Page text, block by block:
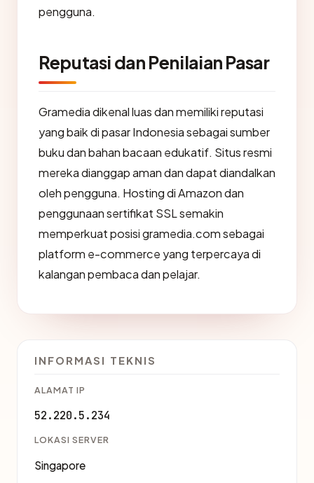
pengguna.
Reputasi dan Penilaian Pasar
Gramedia dikenal luas dan memiliki reputasi
yang baik di pasar Indonesia sebagai sumber
buku dan bahan bacaan edukatif. Situs resmi
mereka dianggap aman dan dapat diandalkan
oleh pengguna. Hosting di Amazon dan
penggunaan sertifikat SSL semakin
memperkuat posisi gramedia.com sebagai
platform e-commerce yang terpercaya di
kalangan pembaca dan pelajar.
INFORMASI TEKNIS
ALAMAT IP
52.220.5.234
LOKASI SERVER
Singapore